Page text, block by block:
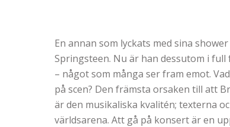
En annan som lyckats med sina
Springsteen. Nu är han dessutom i full
– något som många ser fram emot.
på scen? Den främsta orsaken till att
är den musikaliska kvalitén; texterna
världsarena. Att gå på konsert är en